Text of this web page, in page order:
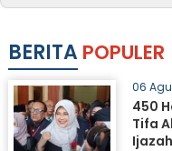
BERITA POPULER
06
450
Tifa